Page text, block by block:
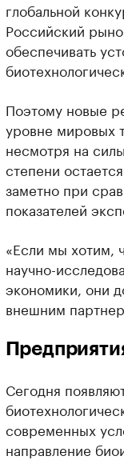
глобальной
Российский
обеспечивать
Поэтому новые
уровне мировых
несмотря на
степени
заметно при
показателей
«Если мы хотим,
научно-
экономики, они
внешним
Сегодня
современных
направление